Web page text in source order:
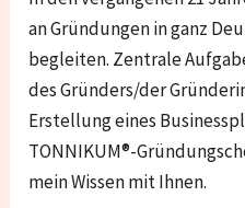
an Gründungen in ganz
begleiten. Zentrale
des Gründers/der
Erstellung eines
TONNIKUM®-
mein Wissen mit Ihnen.